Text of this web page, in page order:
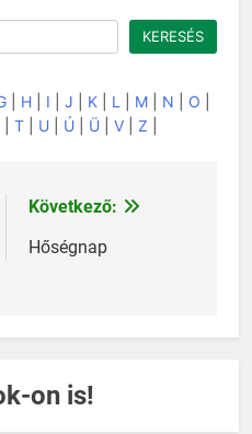
KERESÉS
| H| I J K| L M| N O
T| U| Ú| Ü| V| Z
Következő:
Hőségnap
on is!